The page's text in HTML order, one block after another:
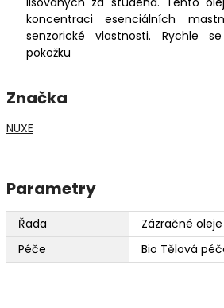
koncentraci esenciálních
senzorické vlastnosti. Rychle
pokožku
Značka
NUXE
Parametry
Řada
Zázračné oleje
Péče
Bio Tělová